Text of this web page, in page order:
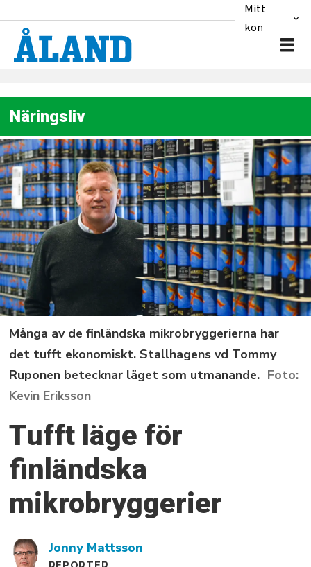
Mitt
konto
Näringsliv
Många av de finländska mikrobryggerierna har
det tufft ekonomiskt. Stallhagens vd Tommy
Ruponen betecknar läget som utmanande.
Kevin Eriksson
Tufft läge för
finländska
mikrobryggerier
Jonny Mattsson